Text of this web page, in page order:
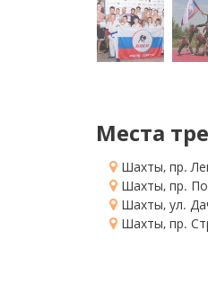
Места
Шахты, пр.
Шахты, пр.
Шахты, ул.
Шахты, пр.